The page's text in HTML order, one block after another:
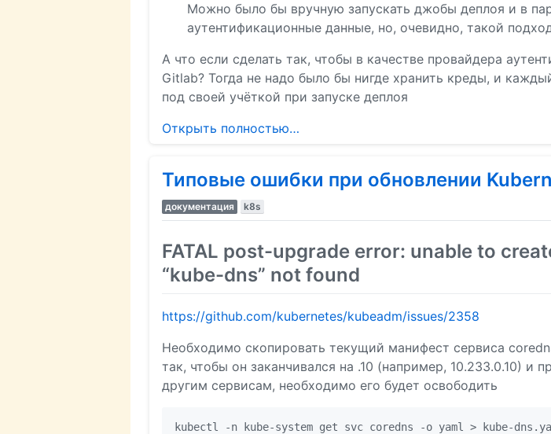
Можно было бы вручную запускать джобы деплоя и в
аутентификационные данные, но, очевидно, такой
А что если сделать так, чтобы в качестве провайдера
Gitlab? Тогда не надо было бы нигде хранить креды, и
под своей учёткой при запуске деплоя
Открыть полностью…
Типовые ошибки при обновлении
документация k8s
FATAL post-upgrade error: unable to
“kube-dns” not found
https://github.com/kubernetes/kubeadm/issues/2358
Необходимо скопировать текущий манифест сервиса
так, чтобы он заканчивался на .10 (например, 10.233.0.10)
другим сервисам, необходимо его будет освободить
kubectl -n kube-system get svc coredns -o yaml > kube-